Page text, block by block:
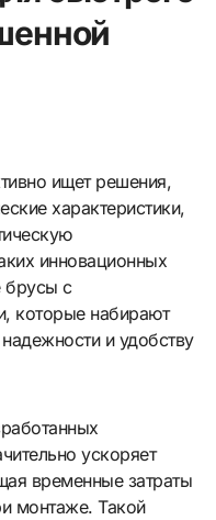
характеристики,
инновационных
брусы с
которые набирают
и удобству
ускоряет
временные затраты
монтаже. Такой